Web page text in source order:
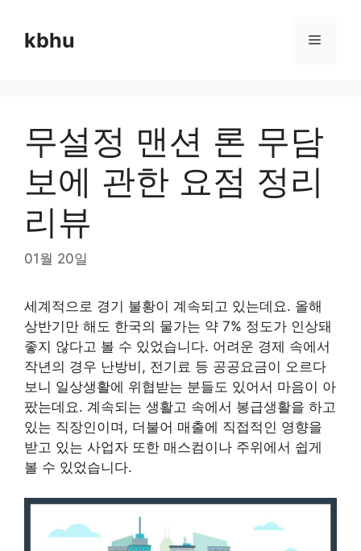
contentkbhu Menu
무설정 맨션 론 무담
보에 관한 요점 정리
리뷰
01월 20일
세계적으로 경기 불황이 계속되고 있는데요. 올해
상반기만 해도 한국의 물가는 약 7% 정도가 인상돼
좋지 않다고 볼 수 있었습니다. 어려운 경제 속에서
작년의 경우 난방비, 전기료 등 공공요금이 오르다
보니 일상생활에 위협받는 분들도 있어서 마음이 아
팠는데요. 계속되는 생활고 속에서 봉급생활을 하고
있는 직장인이며, 더불어 매출에 직접적인 영향을
받고 있는 사업자 또한 매스컴이나 주위에서 쉽게
볼 수 있었습니다.